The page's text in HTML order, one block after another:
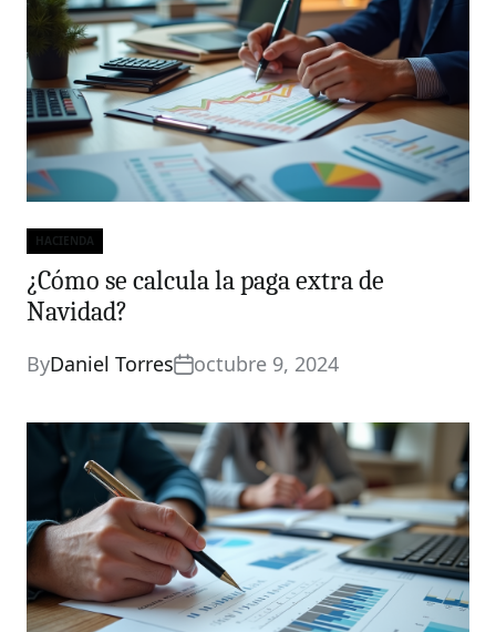
Categories
HACIENDA
¿Cómo se calcula la paga extra de
Navidad?
ByDaniel Torres octubre 9, 2024